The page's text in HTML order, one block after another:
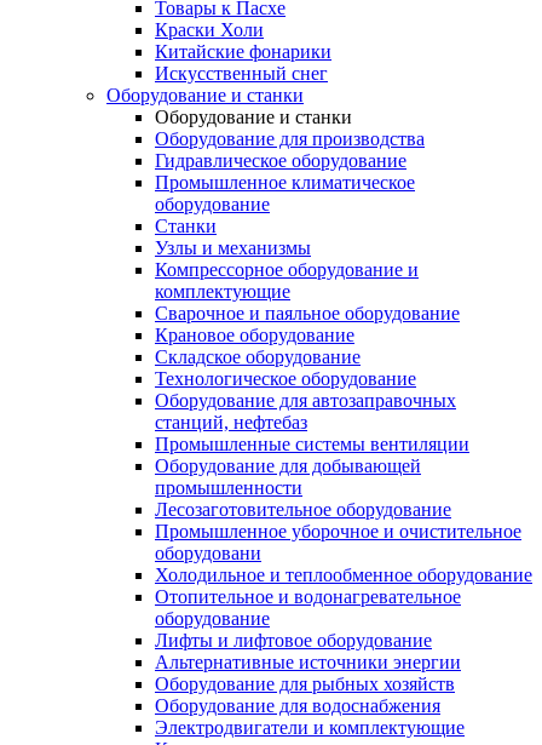
Товары к Пасхе
Краски Холи
Китайские фонарики
Искусственный снег
Оборудование и станки
Оборудование и станки
Оборудование для производства
Гидравлическое оборудование
Промышленное климатическое
оборудование
Станки
Узлы и механизмы
Компрессорное оборудование и
комплектующие
Сварочное и паяльное оборудование
Крановое оборудование
Складское оборудование
Технологическое оборудование
Оборудование для автозаправочных
станций, нефтебаз
Промышленные системы вентиляции
Оборудование для добывающей
промышленности
Лесозаготовительное оборудование
Промышленное уборочное и очистительное
оборудовани
Холодильное и теплообменное оборудование
Отопительное и водонагревательное
оборудование
Лифты и лифтовое оборудование
Альтернативные источники энергии
Оборудование для рыбных хозяйств
Оборудование для водоснабжения
Электродвигатели и комплектующие